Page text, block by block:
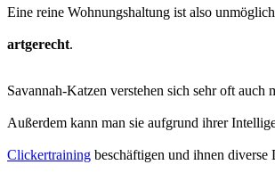
Eine reine Wohnungshaltung ist also
artgerecht.
Savannah-Katzen verstehen sich sehr oft auch
Außerdem kann man sie aufgrund ihrer
Clickertraining beschäftigen und ihnen diverse